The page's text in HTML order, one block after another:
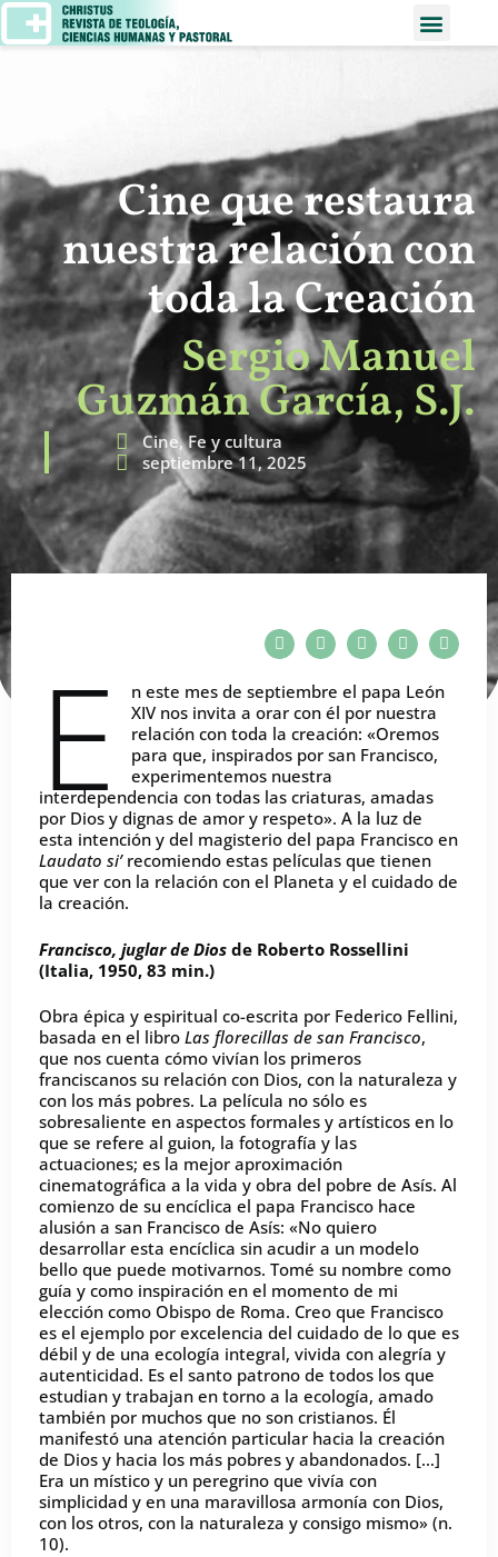
Cine que restaura
nuestra relación con
toda la Creación
Sergio Manuel
Guzmán García, S.J.
Cine,Fe y cultura
septiembre 11, 2025
E
n este mes de septiembre el papa León
XIV nos invita a orar con él por nuestra
relación con toda la creación: «Oremos
para que, inspirados por san Francisco,
experimentemos nuestra
interdependencia con todas las criaturas, amadas
por Dios y dignas de amor y respeto». A la luz de
esta intención y del magisterio del papa Francisco en
Laudato si’ recomiendo estas películas que tienen
que ver con la relación con el Planeta y el cuidado de
la creación.
Francisco, juglar de Dios de Roberto Rossellini
(Italia, 1950, 83 min.)
Obra épica y espiritual co-escrita por Federico Fellini,
basada en el libro Las florecillas de san Francisco,
que nos cuenta cómo vivían los primeros
franciscanos su relación con Dios, con la naturaleza y
con los más pobres. La película no sólo es
sobresaliente en aspectos formales y artísticos en lo
que se refere al guion, la fotografía y las
actuaciones; es la mejor aproximación
cinematográfica a la vida y obra del pobre de Asís. Al
comienzo de su encíclica el papa Francisco hace
alusión a san Francisco de Asís: «No quiero
desarrollar esta encíclica sin acudir a un modelo
bello que puede motivarnos. Tomé su nombre como
guía y como inspiración en el momento de mi
elección como Obispo de Roma. Creo que Francisco
es el ejemplo por excelencia del cuidado de lo que es
débil y de una ecología integral, vivida con alegría y
autenticidad. Es el santo patrono de todos los que
estudian y trabajan en torno a la ecología, amado
también por muchos que no son cristianos. Él
manifestó una atención particular hacia la creación
de Dios y hacia los más pobres y abandonados. […]
Era un místico y un peregrino que vivía con
simplicidad y en una maravillosa armonía con Dios,
con los otros, con la naturaleza y consigo mismo» (n.
10).